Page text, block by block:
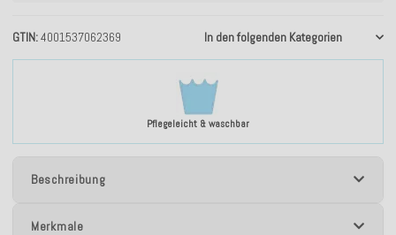
Pflegeleicht & waschbar
GTIN 4001537062369 In den folgenden Kategorien
Beschreibung
Merkmale